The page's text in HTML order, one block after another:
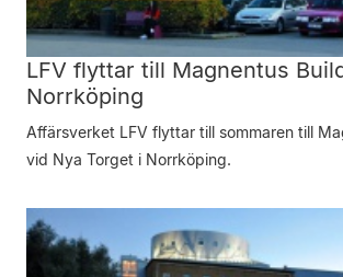
LFV flyttar till Magnentus
Norrköping
Affärsverket LFV flyttar till sommaren till
vid Nya Torget i Norrköping.